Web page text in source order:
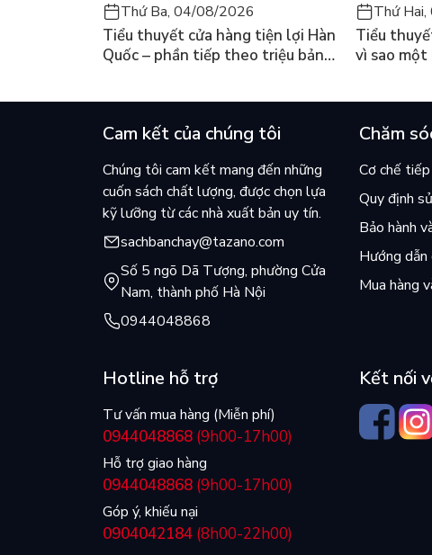
Thứ Ba, 04/08/2026
Tiểu thuyết cửa hàng tiện lợi Hàn
Quốc – phần tiếp theo triệu bản
Thứ
Tiểu
vì sao
Cam kết của chúng tôi
Chúng tôi cam kết mang đến những
cuốn sách chất lượng, được chọn lựa
kỹ lưỡng từ các nhà xuất bản uy tín.
sachbanchay@tazano.com
Số 5 ngõ Dã Tượng, phường Cửa
Nam, thành phố Hà Nội
0944048868
Chăm
Cơ chế
Quy định
Bảo hành
Hướng dẫn
Mua hàng
Hotline hỗ trợ
Tư vấn mua hàng (Miễn phí)
0944048868 (9h00-17h00)
Hỗ trợ giao hàng
0944048868 (9h00-17h00)
Góp ý, khiếu nại
0904042184 (8h00-22h00)
Kết nối